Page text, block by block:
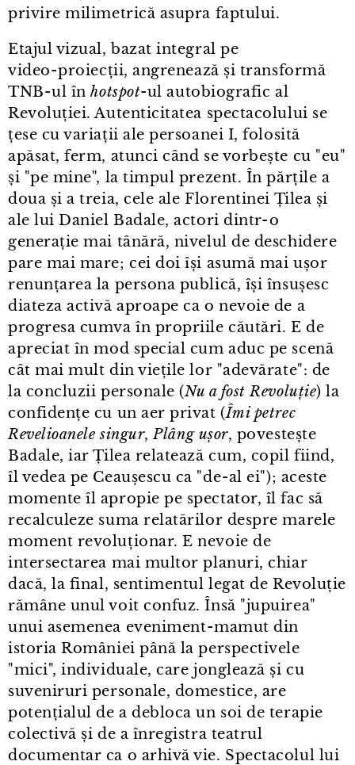
privire milimetrică asupra faptului.
Etajul vizual, bazat integral pe
video⁠-⁠proiecții, angrenează și transformă
TNB⁠-⁠ul înhotspot-ul autobiografic al
Revoluției. Autenticitatea spectacolului se
țese cu variații ale persoanei I, folosită
apăsat, ferm, atunci când se vorbește cu "eu"
și "pe mine", la timpul prezent. În părțile a
doua și a treia, cele ale Florentinei Țilea și
ale lui Daniel Badale, actori dintr⁠-⁠o
generație mai tânără, nivelul de deschidere
pare mai mare; cei doi își asumă mai ușor
renunțarea la persona publică, își însușesc
diateza activă aproape ca o nevoie de a
progresa cumva în propriile căutări. E de
apreciat în mod special cum aduc pe scenă
cât mai mult din viețile lor "adevărate": de
la concluzii personale (Nu a fost Revoluție) la
confidențe cu un aer privat (Îmi petrec
Revelioanele singur,Plâng ușor, povestește
Badale, iar Țilea relatează cum, copil fiind,
îl vedea pe Ceaușescu ca "de⁠-⁠al ei"); aceste
momente îl apropie pe spectator, îl fac să
recalculeze suma relatărilor despre marele
moment revoluționar. E nevoie de
intersectarea mai multor planuri, chiar
dacă, la final, sentimentul legat de Revoluție
rămâne unul voit confuz. Însă "jupuirea"
unui asemenea eveniment⁠-⁠mamut din
istoria României până la perspectivele
"mici", individuale, care jonglează și cu
suveniruri personale, domestice, are
potențialul de a debloca un soi de terapie
colectivă și de a înregistra teatrul
documentar ca o arhivă vie. Spectacolul lui